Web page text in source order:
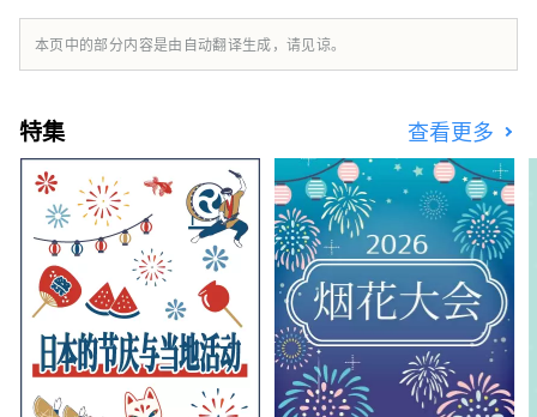
本页中的部分内容是由自动翻译生成，请见谅。
特集 查看更多